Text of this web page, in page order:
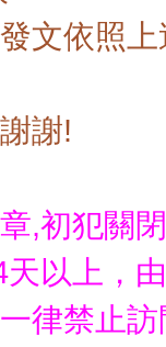
文依照
謝!
,初犯關
以上，
律禁止訪